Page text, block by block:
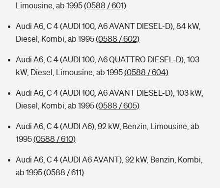
Limousine, ab 1995(0588 / 601)
Audi A6, C 4 (AUDI 100, A6 AVANT DIESEL-D), 84 kW,
Diesel, Kombi, ab 1995(0588 / 602)
Audi A6, C 4 (AUDI 100, A6 QUATTRO DIESEL-D), 103
kW, Diesel, Limousine, ab 1995(0588 / 604)
Audi A6, C 4 (AUDI 100, A6 AVANT DIESEL-D), 103 kW,
Diesel, Kombi, ab 1995(0588 / 605)
Audi A6, C 4 (AUDI A6), 92 kW, Benzin, Limousine, ab
1995(0588 / 610)
Audi A6, C 4 (AUDI A6 AVANT), 92 kW, Benzin, Kombi,
ab 1995(0588 / 611)